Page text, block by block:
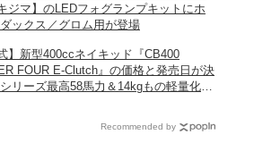
ジマ】のLEDフォグランプキットにホ
ックス／グロム用が登場
】新型400ccネイキッド『CB400
FOUR E-Clutch』の価格と発売日が決
リーズ最高58馬力＆14kgもの軽量化!?
Recommended by